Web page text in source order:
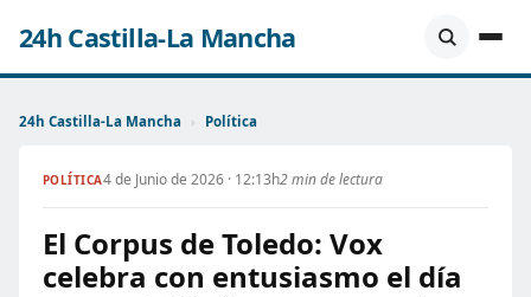
24h Castilla-La Mancha
24h Castilla-La Mancha › Política
POLÍTICA4 de Junio de 2026 · 12:13h2 min de lectura
El Corpus de Toledo: Vox
celebra con entusiasmo el día